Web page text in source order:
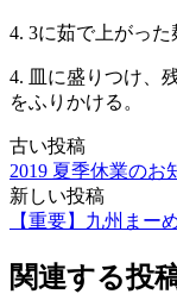
4. 3に茹で上がった
4. 皿に盛りつけ、
をふりかける。
古い投稿
2019 夏季休業のお
新しい投稿
【重要】九州まー
関連する投